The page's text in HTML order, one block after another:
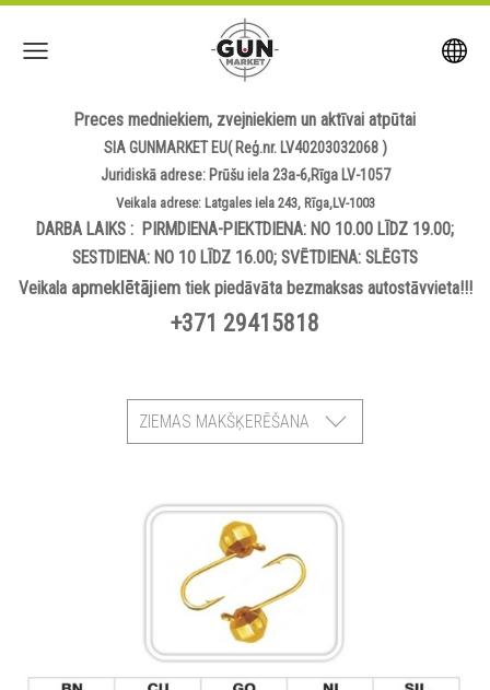
Preces medniekiem, zvejniekiem un aktīvai atpūtai
SIA GUNMARKET EU( Reģ.nr. LV40203032068 )
Juridiskā adrese: Prūšu iela 23a-6,Rīga LV-1057
Veikala adrese: Latgales iela 243, Rīga,LV-1003
DARBA LAIKS : PIRMDIENA-PIEKTDIENA: NO 10.00 LĪDZ 19.00;
SESTDIENA: NO 10 LĪDZ 16.00; SVĒTDIENA: SLĒGTS
Veikala apmeklētājiemtiek piedāvāta bezmaksas autostāvvieta!!!
+371 29415818
ZIEMAS MAKŠĶERĒŠANA